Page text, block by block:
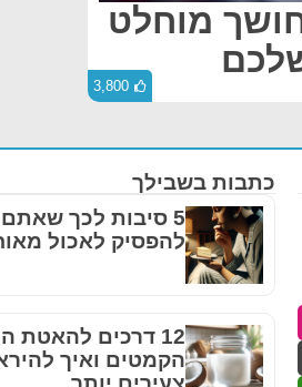
מוחלט
3,800
כתבות בשבילך
5 סיבות לכך
להפסיק לאכול
12 דרכים להאטת
הקמטים ואיך